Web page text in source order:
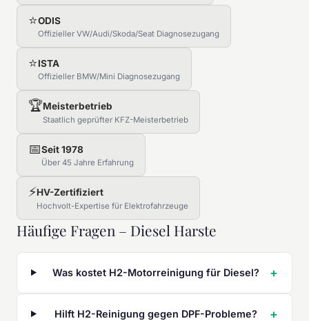
⭐ODIS
Offizieller VW/Audi/Skoda/Seat Diagnosezugang
⭐ISTA
Offizieller BMW/Mini Diagnosezugang
🏆Meisterbetrieb
Staatlich geprüfter KFZ-Meisterbetrieb
📅Seit 1978
Über 45 Jahre Erfahrung
⚡HV-Zertifiziert
Hochvolt-Expertise für Elektrofahrzeuge
Häufige Fragen – Diesel Harste
Was kostet H2-Motorreinigung für Diesel?
Hilft H2-Reinigung gegen DPF-Probleme?